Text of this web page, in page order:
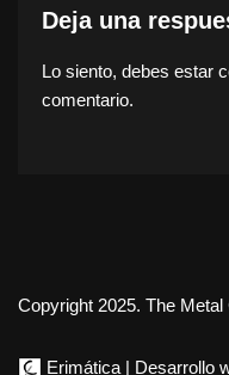
Deja una
Lo siento, debes estar
comentario.
Copyright 2025. The Metal
Erimática | Desarrollo